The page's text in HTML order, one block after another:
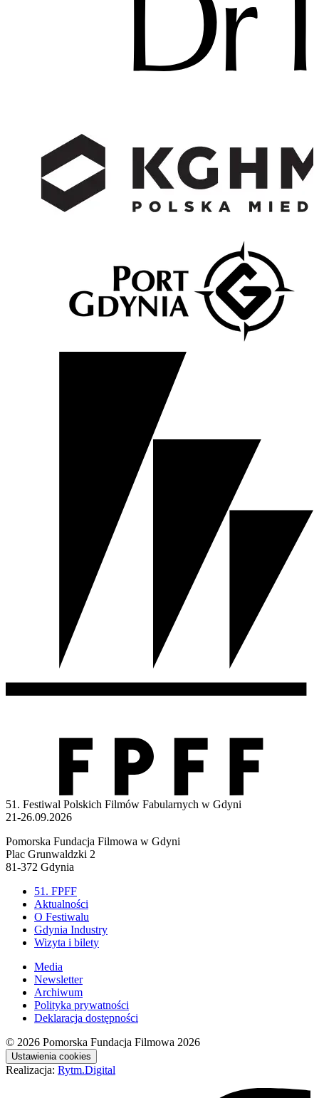
51. Festiwal Polskich Filmów Fabularnych w Gdyni
21-26.09.2026
Pomorska Fundacja Filmowa w Gdyni
Plac Grunwaldzki 2
81-372 Gdynia
51. FPFF
Aktualności
O Festiwalu
Gdynia Industry
Wizyta i bilety
Media
Newsletter
Archiwum
Polityka prywatności
Deklaracja dostępności
© 2026 Pomorska Fundacja Filmowa 2026
Ustawienia cookies
Realizacja: Rytm.Digital